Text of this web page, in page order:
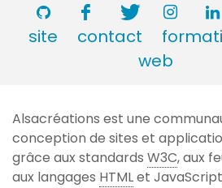
site
contact
web
Alsacréations est une
conception de sites et
grâce aux standards W3C, aux
aux langages HTMLet